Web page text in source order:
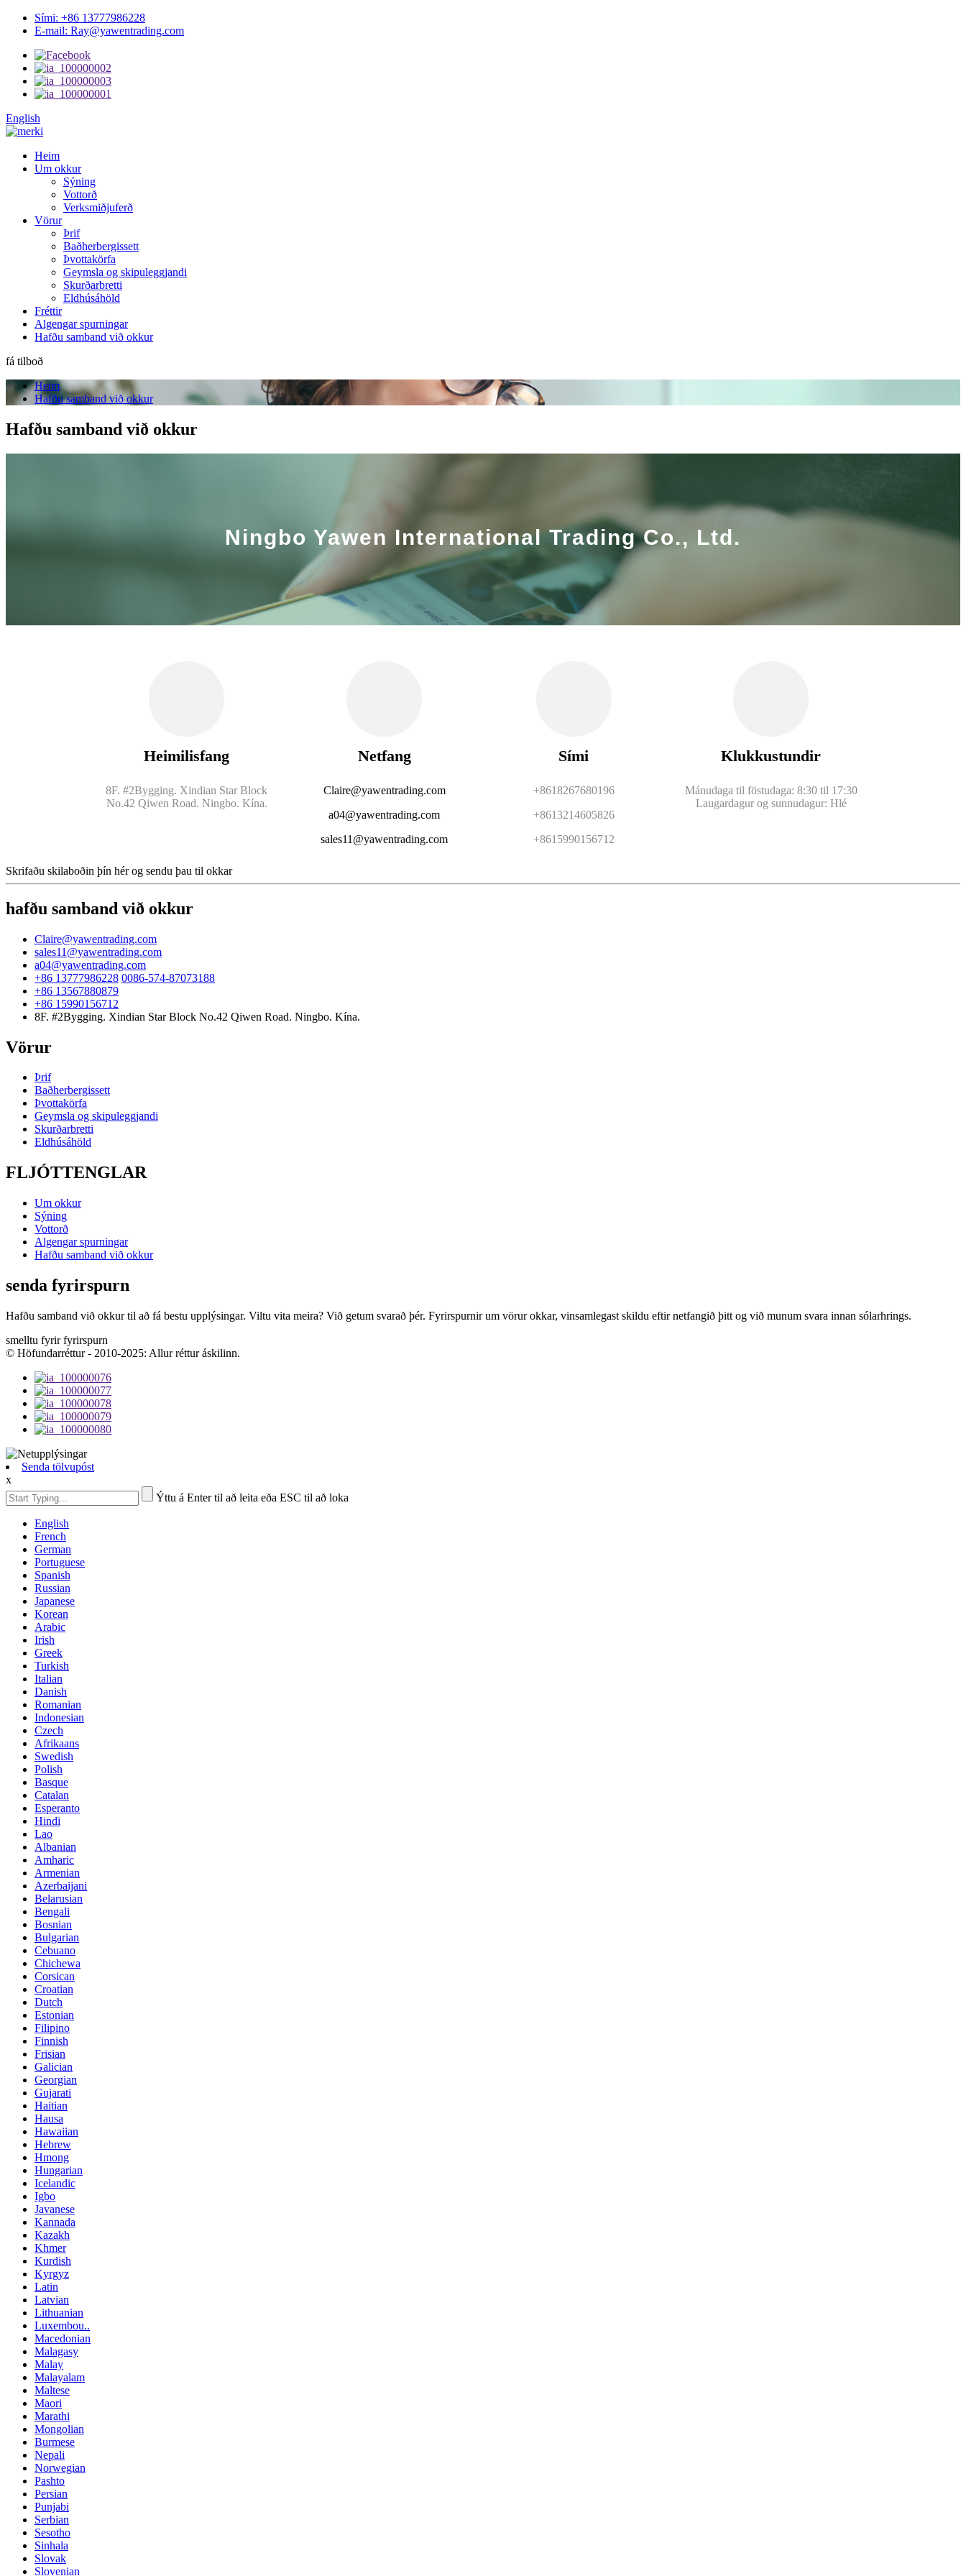
Sími: +86 13777986228
E-mail: Ray@yawentrading.com
English
Heim
Um okkur
Sýning
Vottorð
Verksmiðjuferð
Vörur
Þrif
Baðherbergissett
Þvottakörfa
Geymsla og skipuleggjandi
Skurðarbretti
Eldhúsáhöld
Fréttir
Algengar spurningar
Hafðu samband við okkur
fá tilboð
Heim
Hafðu samband við okkur
Hafðu samband við okkur
Ningbo Yawen International Trading Co., Ltd.
Heimilisfang
8F. #2Bygging. Xindian Star Block
No.42 Qiwen Road. Ningbo. Kína.
Netfang
Claire@yawentrading.com
a04@yawentrading.com
sales11@yawentrading.com
Sími
+8618267680196
+8613214605826
+8615990156712
Klukkustundir
Mánudaga til föstudaga: 8:30 til 17:30
Laugardagur og sunnudagur: Hlé
Skrifaðu skilaboðin þín hér og sendu þau til okkar
hafðu samband við okkur
Claire@yawentrading.com
sales11@yawentrading.com
a04@yawentrading.com
+86 13777986228 0086-574-87073188
+86 13567880879
+86 15990156712
8F. #2Bygging. Xindian Star Block No.42 Qiwen Road. Ningbo. Kína.
Vörur
Þrif
Baðherbergissett
Þvottakörfa
Geymsla og skipuleggjandi
Skurðarbretti
Eldhúsáhöld
FLJÓTTENGLAR
Um okkur
Sýning
Vottorð
Algengar spurningar
Hafðu samband við okkur
senda fyrirspurn
Hafðu samband við okkur til að fá bestu upplýsingar. Viltu vita meira? Við getum svarað þér. Fyrirspurnir um vörur okkar, vinsamlegast skildu eftir netfangið þitt og við munum svara innan sólarhrings.
smelltu fyrir fyrirspurn
© Höfundarréttur - 2010-2025: Allur réttur áskilinn.
Senda tölvupóst
x
Ýttu á Enter til að leita eða ESC til að loka
English
French
German
Portuguese
Spanish
Russian
Japanese
Korean
Arabic
Irish
Greek
Turkish
Italian
Danish
Romanian
Indonesian
Czech
Afrikaans
Swedish
Polish
Basque
Catalan
Esperanto
Hindi
Lao
Albanian
Amharic
Armenian
Azerbaijani
Belarusian
Bengali
Bosnian
Bulgarian
Cebuano
Chichewa
Corsican
Croatian
Dutch
Estonian
Filipino
Finnish
Frisian
Galician
Georgian
Gujarati
Haitian
Hausa
Hawaiian
Hebrew
Hmong
Hungarian
Icelandic
Igbo
Javanese
Kannada
Kazakh
Khmer
Kurdish
Kyrgyz
Latin
Latvian
Lithuanian
Luxembou..
Macedonian
Malagasy
Malay
Malayalam
Maltese
Maori
Marathi
Mongolian
Burmese
Nepali
Norwegian
Pashto
Persian
Punjabi
Serbian
Sesotho
Sinhala
Slovak
Slovenian